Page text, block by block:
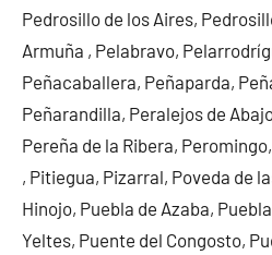
Pedrosillo de los Aires,
Armuña , Pelabravo,
Peñacaballera, Peñaparda,
Peñarandilla, Peralejos de
Pereña de la Ribera,
, Pitiegua, Pizarral, Poveda de
Hinojo, Puebla de Azaba,
Yeltes, Puente del Congosto,